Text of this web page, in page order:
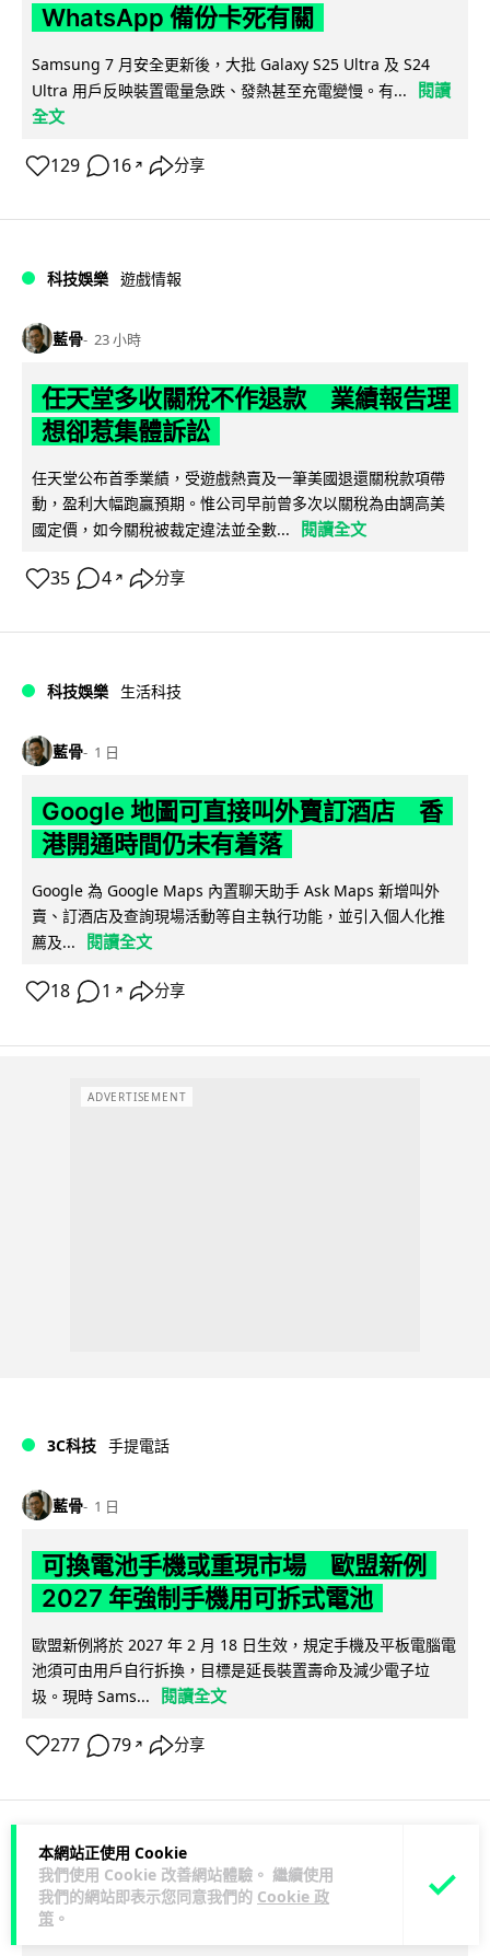
本網站正使用 Cookie
我們使用 Cookie 改善網站體驗。 繼續使用
我們的網站即表示您同意我們的 Cookie 政
策 。
WhatsApp 備份卡死有關
Samsung 7 月安全更新後，大批 Galaxy S25 Ultra 及 S24
Ultra 用戶反映裝置電量急跌、發熱甚至充電變慢。有...
閱讀
全文
129 16 ↗ 分享
科技娛樂 遊戲情報
藍骨 23 小時
任天堂多收關稅不作退款 業績報告理
想卻惹集體訴訟
任天堂公布首季業績，受遊戲熱賣及一筆美國退還關稅款項帶
動，盈利大幅跑贏預期。惟公司早前曾多次以關稅為由調高美
國定價，如今關稅被裁定違法並全數...
閱讀全文
35 4 ↗ 分享
科技娛樂 生活科技
藍骨 1 日
Google 地圖可直接叫外賣訂酒店 香
港開通時間仍未有着落
Google 為 Google Maps 內置聊天助手 Ask Maps 新增叫外
賣、訂酒店及查詢現場活動等自主執行功能，並引入個人化推
薦及...
閱讀全文
18 1 ↗ 分享
ADVERTISEMENT
3C科技 手提電話
藍骨 1 日
可換電池手機或重現市場 歐盟新例
2027 年強制手機用可拆式電池
歐盟新例將於 2027 年 2 月 18 日生效，規定手機及平板電腦電
池須可由用戶自行拆換，目標是延長裝置壽命及減少電子垃
圾。現時 Sams...
閱讀全文
277 79 ↗ 分享
人工智能
藍骨